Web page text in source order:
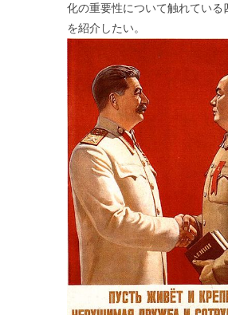
化の重要性について触れている
を紹介したい。